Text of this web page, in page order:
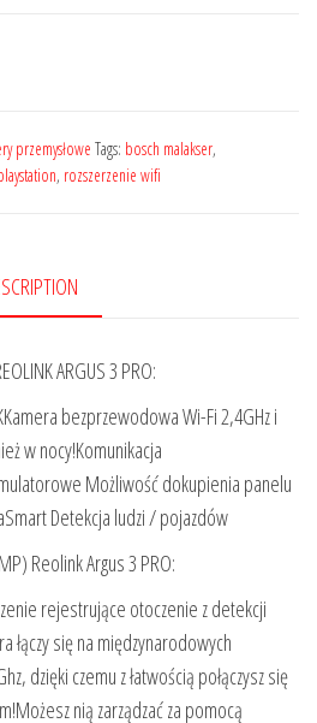
przemysłowe Tags: bosch malakser,
, rozszerzenie wifi
ARGUS 3 PRO:
bezprzewodowa Wi-Fi 2,4GHz i
w nocy!Komunikacja
Możliwość dokupienia panelu
Detekcja ludzi / pojazdów
Reolink Argus 3 PRO:
rejestrujące otoczenie z detekcji
łączy się na międzynarodowych
dzięki czemu z łatwością połączysz się
nią zarządzać za pomocą